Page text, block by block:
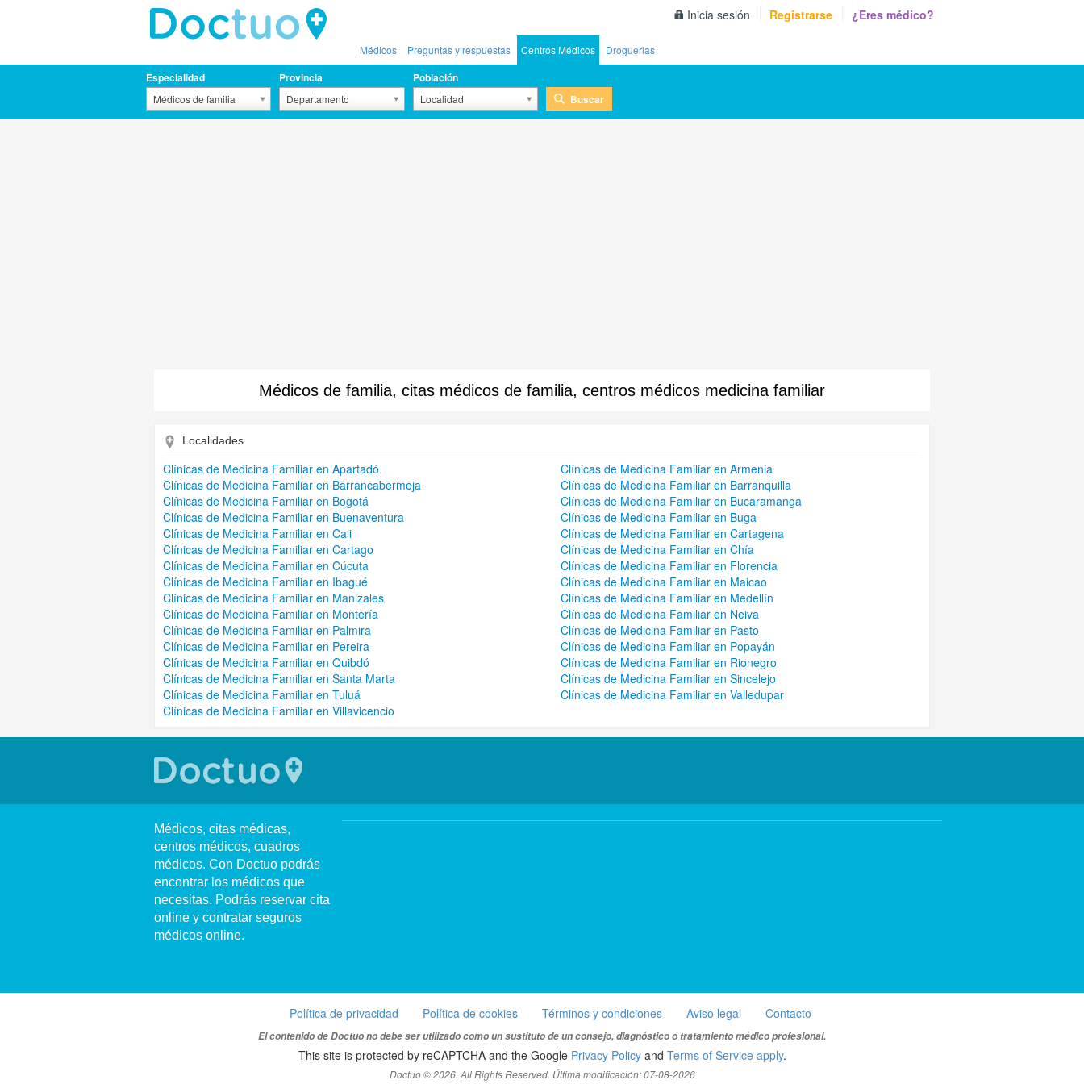
Inicia sesión Registrarse ¿Eres médico?
Médicos Preguntas y respuestas Centros Médicos Droguerias
Especialidad
Médicos de familia
Provincia
Departamento
Población
Localidad Buscar
Médicos de familia, citas médicos de familia, centros médicos medicina familiar
Localidades
Clínicas de Medicina Familiar en Apartadó
Clínicas de Medicina Familiar en Armenia
Clínicas de Medicina Familiar en Barrancabermeja
Clínicas de Medicina Familiar en Barranquilla
Clínicas de Medicina Familiar en Bogotá
Clínicas de Medicina Familiar en Bucaramanga
Clínicas de Medicina Familiar en Buenaventura
Clínicas de Medicina Familiar en Buga
Clínicas de Medicina Familiar en Cali
Clínicas de Medicina Familiar en Cartagena
Clínicas de Medicina Familiar en Cartago
Clínicas de Medicina Familiar en Chía
Clínicas de Medicina Familiar en Cúcuta
Clínicas de Medicina Familiar en Florencia
Clínicas de Medicina Familiar en Ibagué
Clínicas de Medicina Familiar en Maicao
Clínicas de Medicina Familiar en Manizales
Clínicas de Medicina Familiar en Medellín
Clínicas de Medicina Familiar en Montería
Clínicas de Medicina Familiar en Neiva
Clínicas de Medicina Familiar en Palmira
Clínicas de Medicina Familiar en Pasto
Clínicas de Medicina Familiar en Pereira
Clínicas de Medicina Familiar en Popayán
Clínicas de Medicina Familiar en Quibdó
Clínicas de Medicina Familiar en Rionegro
Clínicas de Medicina Familiar en Santa Marta
Clínicas de Medicina Familiar en Sincelejo
Clínicas de Medicina Familiar en Tuluá
Clínicas de Medicina Familiar en Valledupar
Clínicas de Medicina Familiar en Villavicencio
Médicos, citas médicas,
centros médicos, cuadros
médicos. Con Doctuo podrás
encontrar los médicos que
necesitas. Podrás reservar cita
online y contratar seguros
médicos online.
Política de privacidad Política de cookies Términos y condiciones Aviso legal Contacto
El contenido de Doctuo no debe ser utilizado como un sustituto de un consejo, diagnóstico o tratamiento médico profesional.
This site is protected by reCAPTCHA and the Google Privacy Policyand Terms of Service apply.
Doctuo © 2026. All Rights Reserved. Última modificación: 07-08-2026